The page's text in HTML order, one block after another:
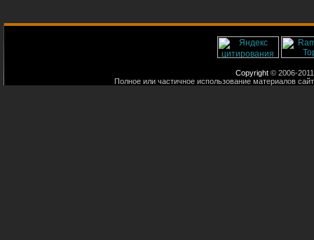
Copyright © 2006-
Полное или частичное использование материалов